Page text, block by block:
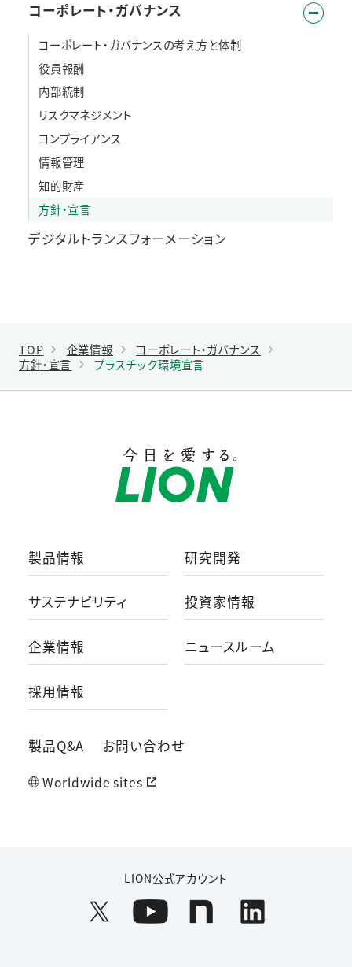
コーポレート・ガバナンス
コーポレート・ガバナンスの考え方と体制
役員報酬
内部統制
リスクマネジメント
コンプライアンス
情報管理
知的財産
方針・宣言
デジタルトランスフォーメーション
TOP 企業情報
コーポレート・ガバナンス
方針・宣言
プラスチック環境宣言
製品情報 研究開発
サステナビリティ 投資家情報
企業情報 ニュースルーム
採用情報
製品Q&A お問い合わせ
Worldwide sites
LION公式アカウント